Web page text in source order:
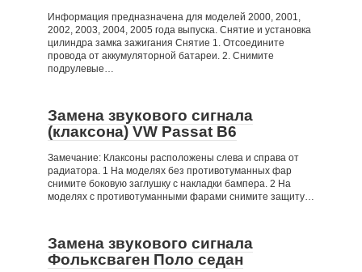
Информация предназначена для моделей 2000, 2001,
2002, 2003, 2004, 2005 года выпуска. Снятие и установка
цилиндра замка зажигания Снятие 1. Отсоедините
провода от аккумуляторной батареи. 2. Снимите
подрулевые…
Замена звукового сигнала
(клаксона) VW Passat B6
Замечание: Клаксоны расположены слева и справа от
радиатора. 1 На моделях без противотуманных фар
снимите боковую заглушку с накладки бампера. 2 На
моделях с противотуманными фарами снимите защиту…
Замена звукового сигнала
Фольксваген Поло седан